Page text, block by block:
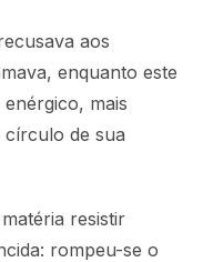
aos
enquanto este
mais
de sua
resistir
rompeu-se o